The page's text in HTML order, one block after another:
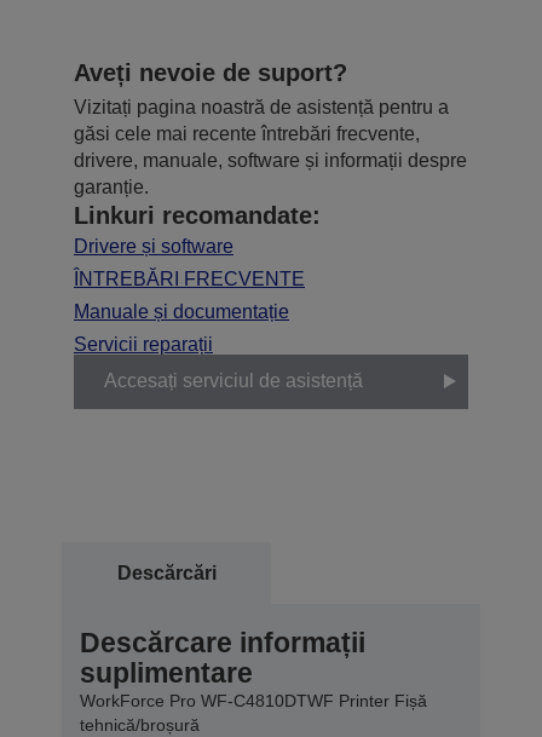
Aveți nevoie de suport?
Vizitați pagina noastră de asistență pentru a
găsi cele mai recente întrebări frecvente,
drivere, manuale, software și informații despre
garanție.
Linkuri recomandate:
Drivere și software
ÎNTREBĂRI FRECVENTE
Manuale și documentație
Servicii reparații
Accesați serviciul de asistență
Descărcări
Descărcare informații
suplimentare
WorkForce Pro WF-C4810DTWF Printer Fișă
tehnică/broșură